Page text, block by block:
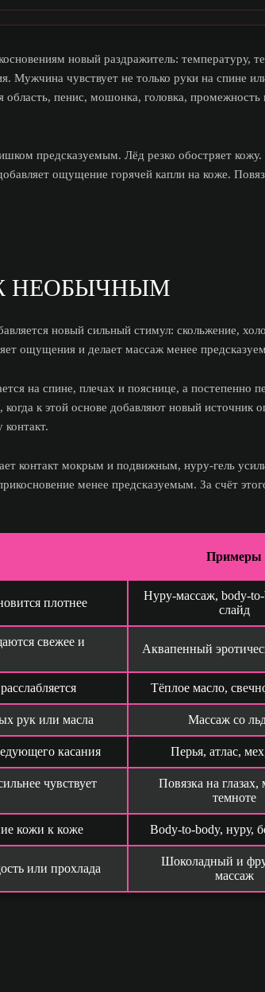
новый раздражитель: температуру,
Мужчина чувствует не только руки на спине
пенис, мошонка, головка, промежность
предсказуемым. Лёд резко обостряет кожу.
ощущение горячей капли на коже.
НЕОБЫЧНЫМ
новый сильный стимул: скольжение,
ощущения и делает массаж менее
на спине, плечах и пояснице, а постепенно
к этой основе добавляют новый источник
контакт мокрым и подвижным, нуру-гель
менее предсказуемым. За счёт
Примеры
плотнее
Нуру-массаж, body-
слайд
свежее и
Аквапенный
Тёплое масло,
рук или масла Массаж со
касания Перья, атлас,
чувствует
Повязка на глазах,
темноте
кожи к коже Body-to-body, нуру,
или прохлада
Шоколадный и
массаж